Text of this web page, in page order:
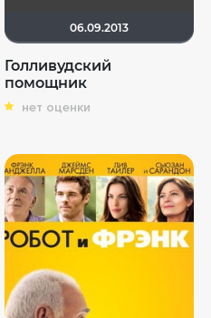
06.09.2013
Голливудский
помощник
нет оценки